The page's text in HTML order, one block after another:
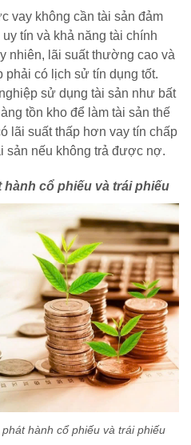
vay không cần tài sản đảm
tín và khả năng tài chính
nhiên, lãi suất thường cao và
phải có lịch sử tín dụng tốt.
sử dụng tài sản như bất
tồn kho để làm tài sản thế
lãi suất thấp hơn vay tín chấp
sản nếu không trả được nợ.
cổ phiếu và trái phiếu
hành cổ phiếu và trái phiếu